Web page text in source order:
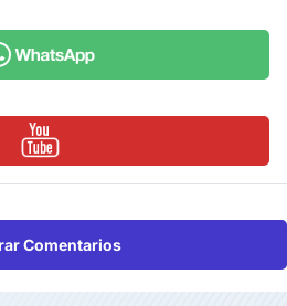
Comentarios